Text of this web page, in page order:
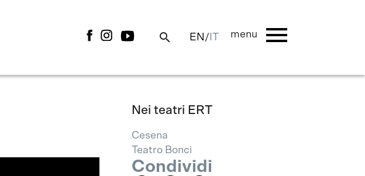
search EN / IT menu menu
Nei teatri ERT
Cesena
Teatro Bonci
Condividi